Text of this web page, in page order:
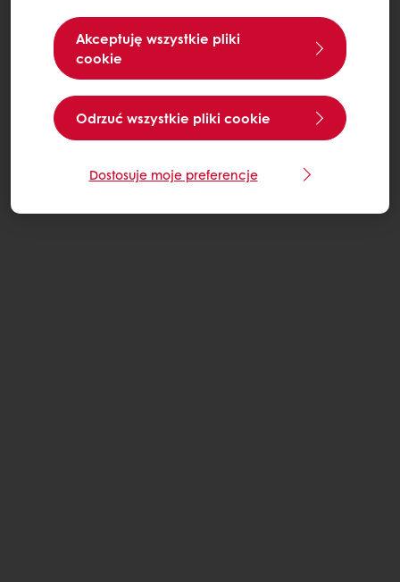
Akceptuję wszystkie pliki
cookie
Odrzuć wszystkie pliki cookie
Dostosuje moje preferencje